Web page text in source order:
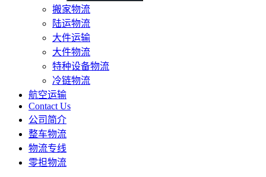
搬家物流
陆运物流
大件运输
大件物流
特种设备物流
冷链物流
航空运输
Contact Us
公司简介
整车物流
物流专线
零担物流